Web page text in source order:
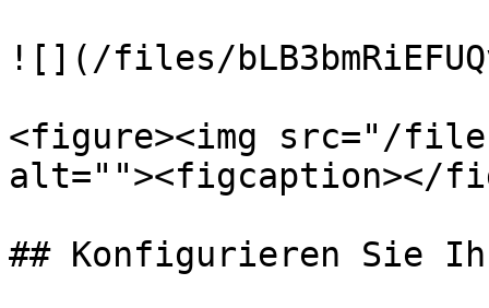
![](/files/
<figure><img src="/files/
alt=""><figcaption></
## Konfigurieren Sie